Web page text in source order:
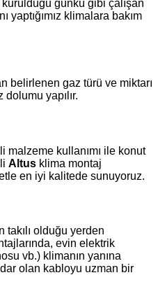
günkü gibi çalışan
yaptığımız klimalara bakım
belirlenen gaz türü ve miktarı
yapılır.
malzeme kullanımı ile konut
Altus klima montaj
en iyi kalitede sunuyoruz.
takılı olduğu yerden
evin elektrik
vb.) klimanın yanına
olan kabloyu uzman bir